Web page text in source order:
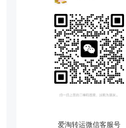
爱淘转运微信客服号